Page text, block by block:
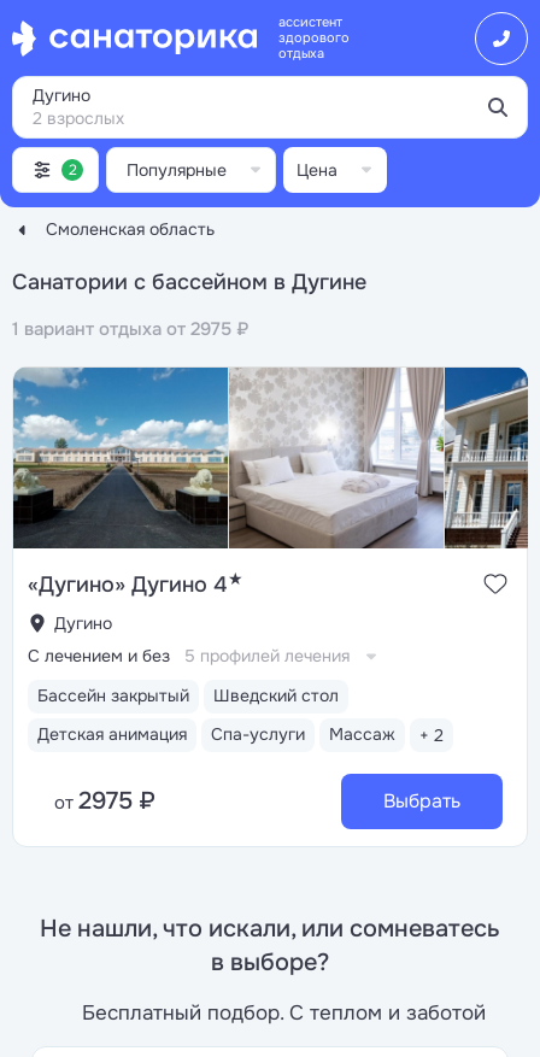
ассистент
здорового
отдыха
Смоленская область
Дугино
2 взрослых
Санатории с бассейном в Дугине
1 вариант отдыха от 2975 ₽
2 Популярные Цена
«Дугино» Дугино 4★
Дугино
Бассейн закрытый
Шведский стол
Детская анимация
Спа-услуги Массаж + 2
С лечением и без 5 профилей лечения
от 2975 ₽ Выбрать
Не нашли, что искали, или сомневатесь
в выборе?
Бесплатный подбор. С теплом и заботой